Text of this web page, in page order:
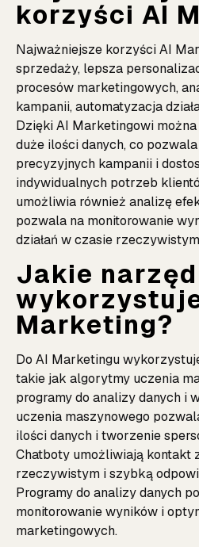
korzyści AI
Najważniejsze korzyści AI
sprzedaży, lepsza
procesów marketingowych,
kampanii, automatyzacja
Dzięki AI Marketingowi
duże ilości danych, co
precyzyjnych kampanii i
indywidualnych potrzeb
umożliwia również analizę
pozwala na monitorowanie
działań w czasie
Jakie
Marketing?
Do AI Marketingu
takie jak algorytmy uczenia
programy do analizy danych i
uczenia maszynowego
ilości danych i tworzenie
Chatboty umożliwiają kontakt
rzeczywistym i szybką
Programy do analizy danych
monitorowanie wyników i
marketingowych.